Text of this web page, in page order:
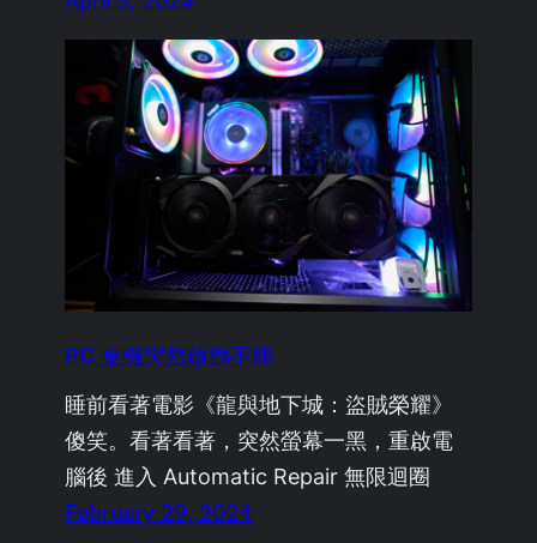
PC 桌機突然啟動不能
睡前看著電影《龍與地下城：盜賊榮耀》
傻笑。看著看著，突然螢幕一黑，重啟電
腦後 進入 Automatic Repair 無限迴圈
February 29, 2024